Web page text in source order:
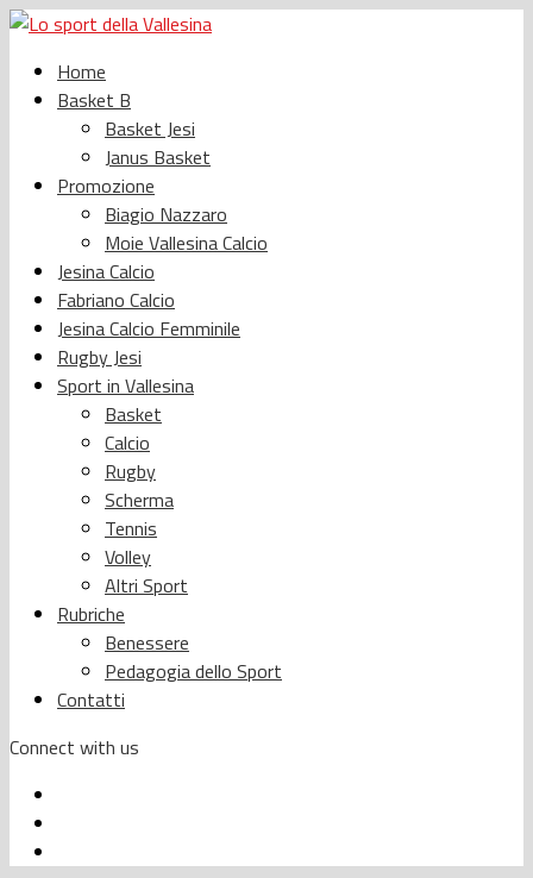
Home
Basket B
Basket Jesi
Janus Basket
Promozione
Biagio Nazzaro
Moie Vallesina Calcio
Jesina Calcio
Fabriano Calcio
Jesina Calcio Femminile
Rugby Jesi
Sport in Vallesina
Basket
Calcio
Rugby
Scherma
Tennis
Volley
Altri Sport
Rubriche
Benessere
Pedagogia dello Sport
Contatti
Connect with us